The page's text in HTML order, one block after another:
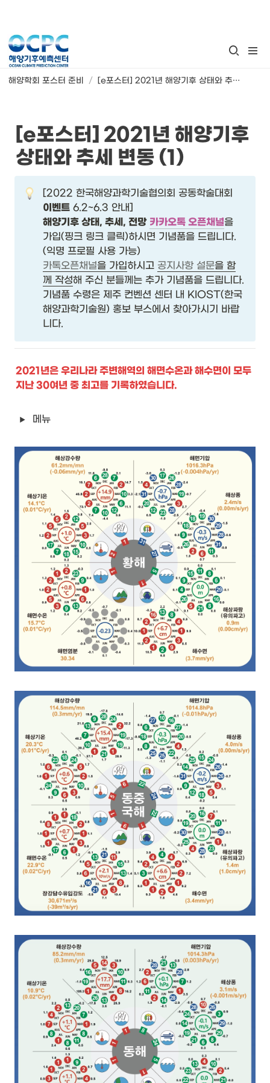
해양학회 포스터 준비 / [e포스터] 2021년 해양기후 상태와 추세 변동 (1)
[e포스터] 2021년 해양기후
상태와 추세 변동 (1)
이벤트
해양기후 상태, 추세, 전망 카카오톡 오픈채널을
가입(핑크 링크 클릭)하시면 기념품을 드립니다.
카톡오픈채널을 가입하시고 공지사항 설문을 함
께 작성해 주신 분들께는 추가 기념품을 드립니다.
기념품 수령은 제주 컨벤션 센터 내 KIOST(한국
해양과학기술원) 홍보 부스에서 찾아가시기 바랍
니다.
2021년은 우리나라 주변해역의 해면수온과 해수면이 모두
지난 30여년 중 최고를 기록하였습니다.
메뉴